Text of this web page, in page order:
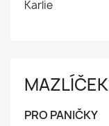
Karlie
MAZLÍČEK
PRO PANIČKY